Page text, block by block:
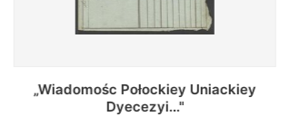
Regestr Parochow Dekanatu
Brzeskiego